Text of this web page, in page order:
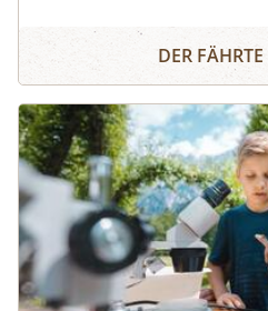
Alpakas versorgen,
Fährtenlesen lernen,
und noch vieles mehr:
findest du alle Angebote,
Wunschtermin.So
Termin aus dem
oder organisiere dein
NATURSCHAUSPIEL:
zu individuell
Naturerlebnis
DER